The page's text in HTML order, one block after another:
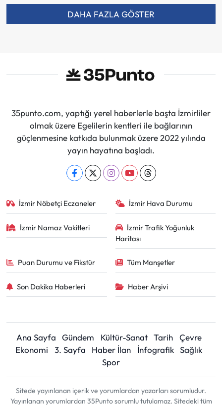
DAHA FAZLA GÖSTER
35punto.com, yaptığı yerel haberlerle başta İzmirliler
olmak üzere Egelilerin kentleri ile bağlarının
güçlenmesine katkıda bulunmak üzere 2022 yılında
yayın hayatına başladı.
İzmir Nöbetçi Eczaneler İzmir Hava Durumu
İzmir Namaz Vakitleri
İzmir Trafik Yoğunluk
Haritası
Puan Durumu ve Fikstür Tüm Manşetler
Son Dakika Haberleri Haber Arşivi
Ana Sayfa Gündem Kültür-Sanat Tarih
Çevre
Ekonomi
3. Sayfa Haber İlan İnfografik Sağlık
Spor
Sitede yayınlanan içerik ve yorumlardan yazarları sorumludur.
Yayınlanan yorumlardan 35Punto sorumlu tutulamaz. Sitedeki tüm